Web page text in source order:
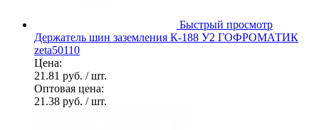
Быстрый просмотр
Держатель шин заземления К-188 У2 ГОФРОМАТИК
zeta50110
Цена:
21.81 руб. / шт.
Оптовая цена:
21.38 руб. / шт.